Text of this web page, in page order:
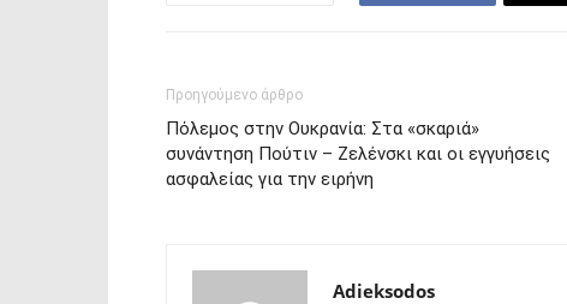
Προηγούμενο άρθρο
Πόλεμος στην Ουκρανία: Στα «σκαριά»
συνάντηση Πούτιν – Ζελένσκι και οι εγγυήσεις
ασφαλείας για την ειρήνη
Adieksodos